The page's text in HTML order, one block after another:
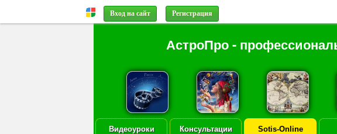
Вход на сайт Регистрация
АстроПро -
Видеоуроки Консультации Sotis-Online